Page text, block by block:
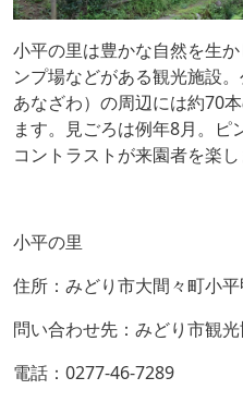
小平の里は豊かな自然を生
ンプ場などがある観光施設
あなざわ）の周辺には約70
ます。見ごろは例年8月。ピ
コントラストが来園者を楽し
小平の里
住所：みどり市大間々町小
問い合わせ先：みどり市観
電話：0277-46-7289